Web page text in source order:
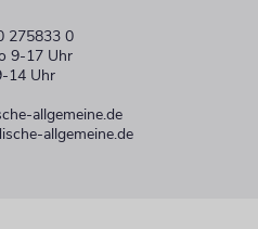
275833 0
9-17 Uhr
14 Uhr
allgemeine.de
allgemeine.de